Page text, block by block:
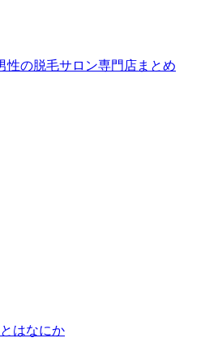
性の脱毛サロン専門店まとめ
はなにか